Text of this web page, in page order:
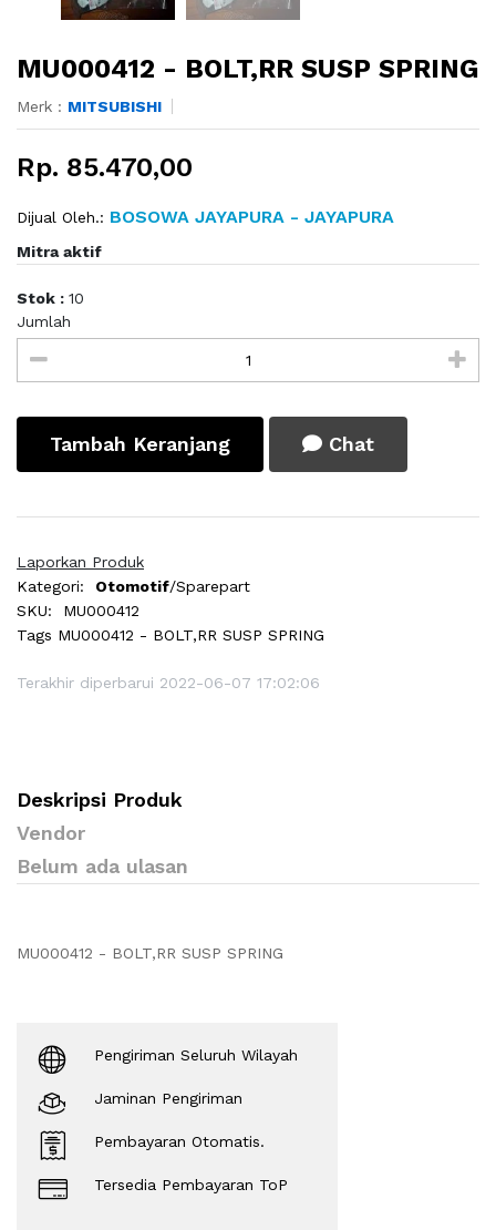
MU000412 - BOLT,RR SUSP SPRING
Merk : MITSUBISHI
Rp. 85.470,00
Dijual Oleh.: BOSOWA JAYAPURA - JAYAPURA
Mitra aktif
Stok : 10
Jumlah
Tambah Keranjang Chat
Laporkan Produk
Kategori:
Otomotif/Sparepart
SKU:
MU000412
Tags MU000412 - BOLT,RR SUSP SPRING
Terakhir diperbarui 2022-06-07 17:02:06
Deskripsi Produk
Vendor
Belum ada ulasan
MU000412 - BOLT,RR SUSP SPRING
Pengiriman Seluruh Wilayah
Jaminan Pengiriman
Pembayaran Otomatis.
Tersedia Pembayaran ToP